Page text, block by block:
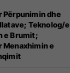
Përpunimin dhe
Teknolog/e
e Brumit;
Menaxhimin e